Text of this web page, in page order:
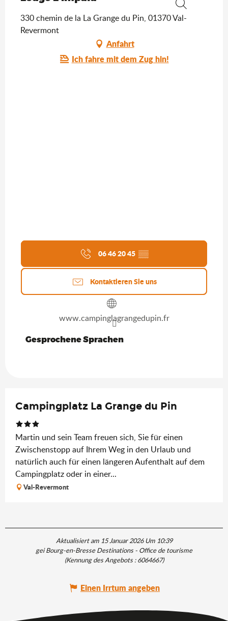
Suche
330 chemin de la La Grange du Pin, 01370 Val-
Revermont
Anfahrt
Ich fahre mit dem Zug hin!
06 46 20 45 ▒▒
Kontaktieren Sie uns
www.campinglagrangedupin.fr
Gesprochene Sprachen
Gesprochene Sprachen
Campingplatz La Grange du Pin
Martin und sein Team freuen sich, Sie für einen
Zwischenstopp auf Ihrem Weg in den Urlaub und
natürlich auch für einen längeren Aufenthalt auf dem
Campingplatz oder in einer...
Val-Revermont
Aktualisiert am 15 Januar 2026 Um 10:39
gei Bourg-en-Bresse Destinations - Office de tourisme
(Kennung des Angebots :6064667)
Einen Irrtum angeben